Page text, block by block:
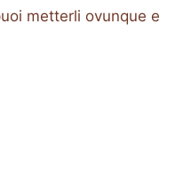
metterli ovunque e